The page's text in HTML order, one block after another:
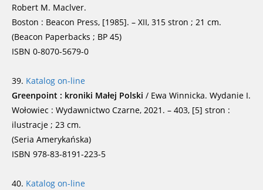
Robert M. Maclver.
Boston : Beacon Press, [1985]. – XII, 315 stron ; 21 cm.
(Beacon Paperbacks ; BP 45)
ISBN 0-8070-5679-0
39. Katalog on-line
Greenpoint : kroniki Małej Polski / Ewa Winnicka. Wydanie I.
Wołowiec : Wydawnictwo Czarne, 2021. – 403, [5] stron :
ilustracje ; 23 cm.
(Seria Amerykańska)
ISBN 978-83-8191-223-5
40. Katalog on-line